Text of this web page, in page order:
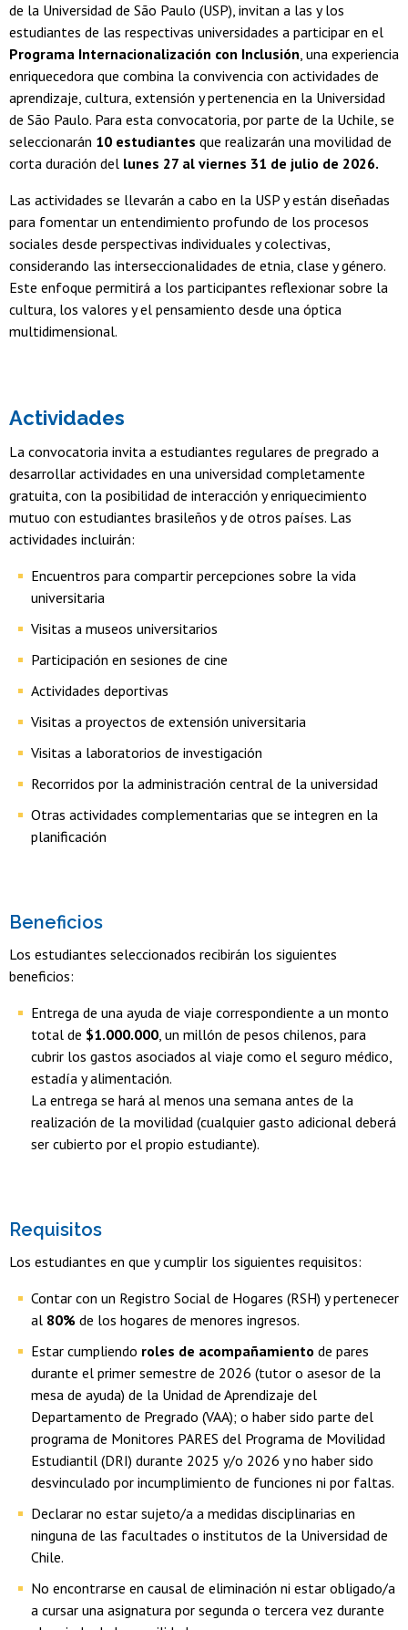
de la Universidad de São Paulo (USP), invitan a las y los
estudiantes de las respectivas universidades a participar en el
Programa Internacionalización con Inclusión, una experiencia
enriquecedora que combina la convivencia con actividades de
aprendizaje, cultura, extensión y pertenencia en la Universidad
de São Paulo. Para esta convocatoria, por parte de la Uchile, se
seleccionarán 10 estudiantes que realizarán una movilidad de
corta duración del lunes 27 al viernes 31 de julio de 2026.
Las actividades se llevarán a cabo en la USP y están diseñadas
para fomentar un entendimiento profundo de los procesos
sociales desde perspectivas individuales y colectivas,
considerando las interseccionalidades de etnia, clase y género.
Este enfoque permitirá a los participantes reflexionar sobre la
cultura, los valores y el pensamiento desde una óptica
multidimensional.
Activid​ades
La convocatoria invita a estudiantes regulares de pregrado a
desarrollar actividades en una universidad completamente
gratuita, con la posibilidad de interacción y enriquecimiento
mutuo con estudiantes brasileños y de otros países. Las
actividades incluirán:
Encuentros para compartir percepciones sobre la vida
universitaria
Visitas a museos universitarios
Participación en sesiones de cine
Actividades deportivas
Visitas a proyectos de extensión universitaria
Visitas a laboratorios de investigación
Recorridos por la administración central de la universidad
Otras actividades complementarias que se integren en la
planificación
Beneficios
Los estudiantes seleccionados recibirán los siguientes
beneficios:
Entrega de una ayuda de viaje correspondiente a un monto
total de $1.000.000, un millón de pesos chilenos, para
cubrir los gastos asociados al viaje como el seguro médico,
estadía y alimentación.
La entrega se hará al menos una semana antes de la
realización de la movilidad (cualquier gasto adicional deberá
ser cubierto por el propio estudiante).
Requisitos
Los estudiantes en que y cumplir los siguientes requisitos:
Contar con un Registro Social de Hogares (RSH) y pertenecer
al 80% de los hogares de menores ingresos.
Estar cumpliendo roles de acompañamiento de pares
durante el primer semestre de 2026 (tutor o asesor de la
mesa de ayuda) de la Unidad de Aprendizaje del
Departamento de Pregrado (VAA); o haber sido parte del
programa de Monitores PARES del Programa de Movilidad
Estudiantil (DRI) durante 2025 y/o 2026 y no haber sido
desvinculado por incumplimiento de funciones ni por faltas.
Declarar no estar sujeto/a a medidas disciplinarias en
ninguna de las facultades o institutos de la Universidad de
Chile.
No encontrarse en causal de eliminación ni estar obligado/a
a cursar una asignatura por segunda o tercera vez durante